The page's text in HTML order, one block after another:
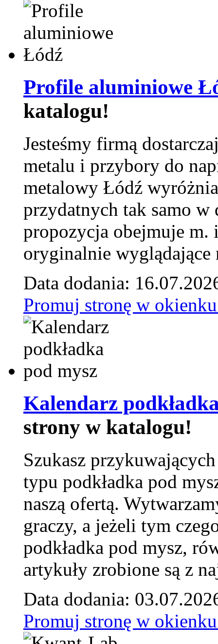
Profile aluminiowe
katalogu!
Jesteśmy firmą
metalu i przybory do
metalowy Łódź
przydatnych tak samo w
propozycja obejmuje m.
oryginalnie wyglądające
Data dodania:
Promuj stronę w
Kalendarz
strony w katalogu!
Szukasz
typu podkładka pod
naszą ofertą.
graczy, a jeżeli tym
podkładka pod mysz,
artykuły zrobione są z
Data dodania:
Promuj stronę w